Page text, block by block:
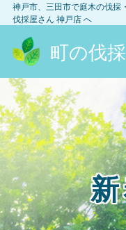
神戸市、三田市で庭木の伐採
伐採屋さん 神戸店へ
町の伐